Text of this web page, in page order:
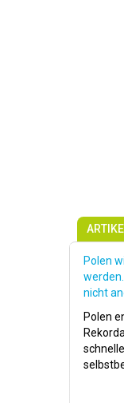
Polen
nicht
Polen